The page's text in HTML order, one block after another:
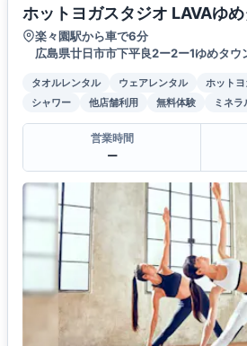
ホットヨガスタジオ LAVAゆ
楽々園駅から車で6分
広島県廿日市市下平良2ー2ー1ゆめタウ
タオルレンタル ウェアレンタル ホット
シャワー
他店舗利用 無料体験 ミネラ
営業時間
ー